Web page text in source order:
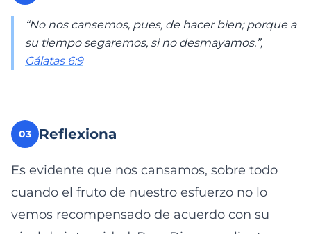
“No nos cansemos, pues, de hacer bien; porque a
su tiempo segaremos, si no desmayamos.”,
Gálatas 6:9
03 Reflexiona
Es evidente que nos cansamos, sobre todo
cuando el fruto de nuestro esfuerzo no lo
vemos recompensado de acuerdo con su